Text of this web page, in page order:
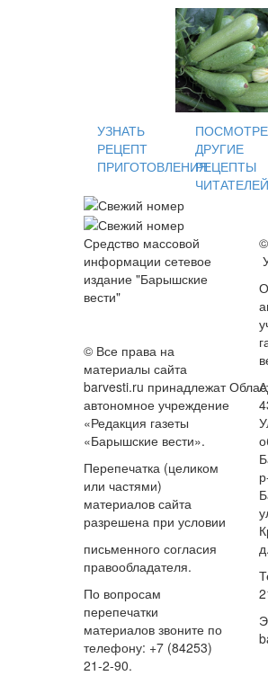
УЗНАТЬ
РЕЦЕПТ
ПРИГОТОВЛЕНИЯ
ДРУГИЕ
РЕЦЕПТЫ
ЧИТАТЕЛЕЙ
Средство массовой
информации сетевое
издание "Барышские
вести"
© Все права на
материалы сайта
barvesti.ru принадлежат
автономное учреждение
«Редакция газеты
«Барышские вести».
Перепечатка (целиком
или частями)
материалов сайта
разрешена при условии
письменного согласия
правообладателя.
По вопросам
перепечатки
материалов звоните по
телефону: +7 (84253)
21-2-90.
©